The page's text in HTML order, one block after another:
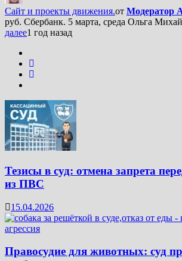
Сайт и проекты движения.от Модератор
руб. Сбербанк. 5 марта, среда Ольга
далее1 год назад
Тезисы в суд: отмена запрета
из ПВС
15.04.2026
Правосудие для животных: суд